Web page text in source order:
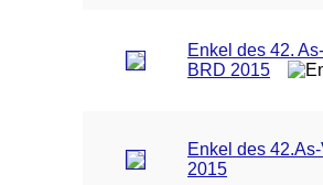
Enkel des 42.
BRD 2015
Enkel des
2015